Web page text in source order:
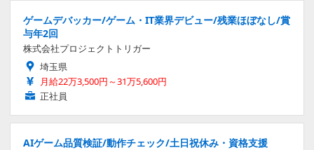
ゲームデバッカー/ゲーム・IT業界デビュー/残業ほぼなし/賞
与年2回
株式会社プロジェクトトリガー
埼玉県
月給22万3,500円～31万5,600円
正社員
AIゲーム品質検証/動作チェック/土日祝休み・資格支援